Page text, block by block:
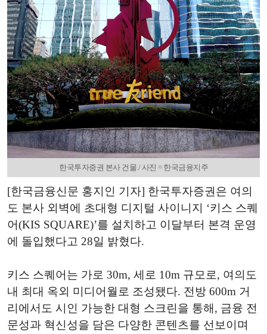
한국투자증권 본사 건물./ 사진 = 한국금융지주
[한국금융신문 홍지인 기자] 한국투자증권은 여의
도 본사 외벽에 초대형 디지털 사이니지 ‘키스 스퀘
어(KIS SQUARE)’를 설치하고 이달부터 본격 운영
에 돌입했다고 28일 밝혔다.
키스 스퀘어는 가로 30m, 세로 10m 규모로, 여의도
내 최대 옥외 미디어월로 조성됐다. 전방 600m 거
리에서도 시인 가능한 대형 스크린을 통해, 금융 전
문성과 혁신성을 담은 다양한 콘텐츠를 선보이며